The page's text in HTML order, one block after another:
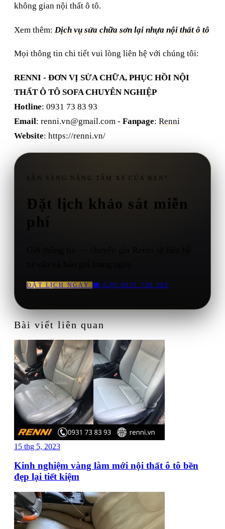
không gian nội thất ô tô.
Xem thêm: Dịch vụ sửa chữa sơn lại nhựa nội thất ô tô
Mọi thông tin chi tiết vui lòng liên hệ với chúng tôi:
RENNI - ĐƠN VỊ SỬA CHỮA, PHỤC HỒI NỘI
THẤT Ô TÔ SOFA CHUYÊN NGHIỆP
Hotline: 0931 73 83 93
Email: renni.vn@gmail.com - Fanpage: Renni
Website: https://renni.vn/
SẴN SÀNG NÂNG TẦM XE CỦA BẠN?
Đặt lịch khảo sát miễn
phí
ĐẶT LỊCH NGAY ☎ GỌI 0931 738 393
Bài viết liên quan
15 thg 5, 2023
Kinh nghiệm vàng làm mới nội thất ô tô bền
đẹp lại tiết kiệm